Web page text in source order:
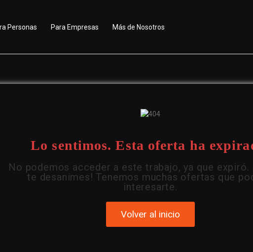
Personas Para Empresas Más de Nosotros
Lo sentimos. Esta oferta ha
No podemos acceder a este trabajo, ya que expiró.
te desanimes! Tenemos muchas ofertas que
interesarte.
Volver al inicio